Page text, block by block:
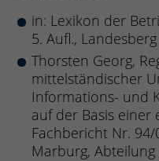
in: Lexikon der
5. Aufl.,
Thorsten Georg,
mittelständischer
Informations- und
auf der Basis einer
Fachbericht Nr.
Marburg,